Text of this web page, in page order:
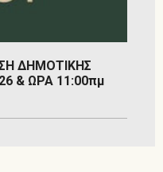
ΔΗΜΟΤΙΚΗΣ
& ΩΡΑ 11:00πμ